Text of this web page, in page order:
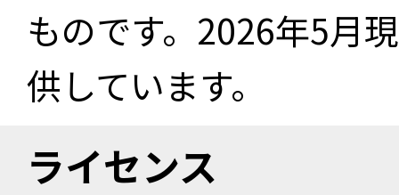
ものです。2026年5月
供しています。
ライセンス